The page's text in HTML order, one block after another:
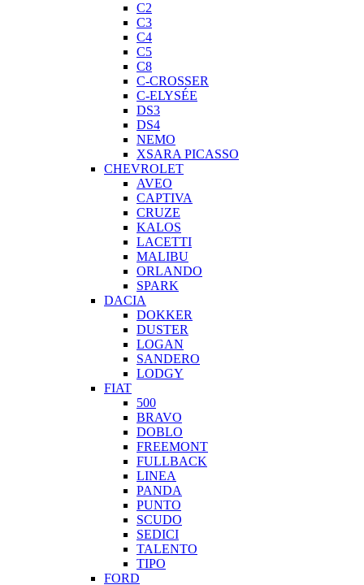
C2
C3
C4
C5
C8
C-CROSSER
C-ELYSÉE
DS3
DS4
NEMO
XSARA PICASSO
CHEVROLET
AVEO
CAPTIVA
CRUZE
KALOS
LACETTI
MALIBU
ORLANDO
SPARK
DACIA
DOKKER
DUSTER
LOGAN
SANDERO
LODGY
FIAT
500
BRAVO
DOBLO
FREEMONT
FULLBACK
LINEA
PANDA
PUNTO
SCUDO
SEDICI
TALENTO
TIPO
FORD